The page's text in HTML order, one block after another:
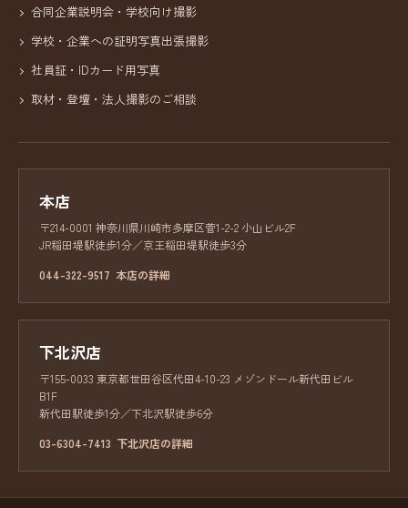
合同企業説明会・学校向け撮影
学校・企業への証明写真出張撮影
社員証・IDカード用写真
取材・登壇・法人撮影のご相談
本店
〒214-0001 神奈川県川崎市多摩区菅1-2-2 小山ビル2F
JR稲田堤駅徒歩1分／京王稲田堤駅徒歩3分
044-322-9517 本店の詳細
下北沢店
〒155-0033 東京都世田谷区代田4-10-23 メゾンドール新代田ビル
B1F
新代田駅徒歩1分／下北沢駅徒歩6分
03-6304-7413 下北沢店の詳細